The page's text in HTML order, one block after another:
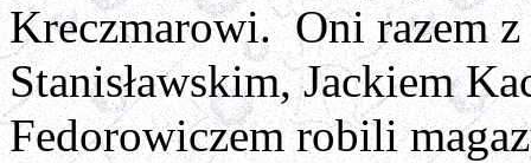
Kreczmarowi. Oni razem z
Stanisławskim, Jackiem
Fedorowiczem robili